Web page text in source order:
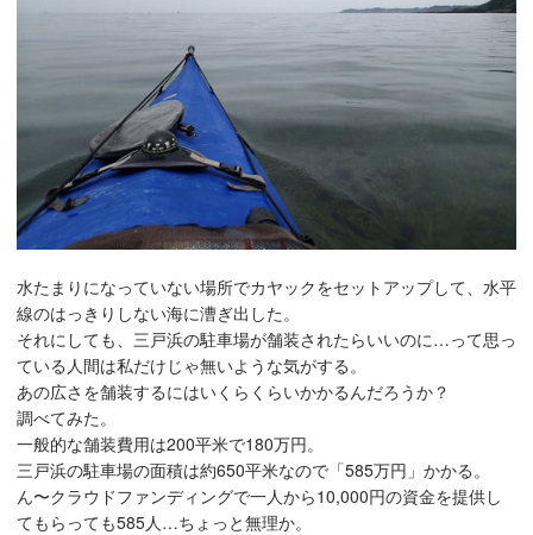
水たまりになっていない場所でカヤックをセットアップして、水平
線のはっきりしない海に漕ぎ出した。
それにしても、三戸浜の駐車場が舗装されたらいいのに…って思っ
ている人間は私だけじゃ無いような気がする。
あの広さを舗装するにはいくらくらいかかるんだろうか？
調べてみた。
一般的な舗装費用は200平米で180万円。
三戸浜の駐車場の面積は約650平米なので「585万円」かかる。
ん〜クラウドファンディングで一人から10,000円の資金を提供し
てもらっても585人…ちょっと無理か。